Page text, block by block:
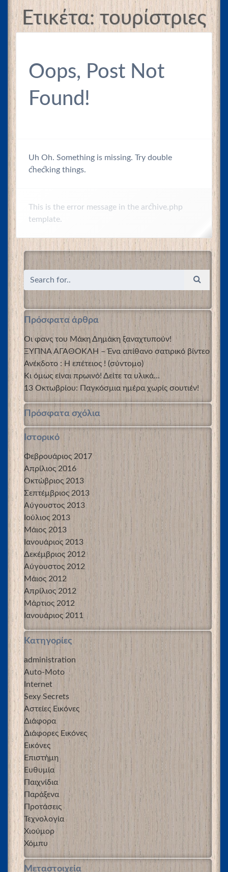
Ετικέτα:τουρίστριες
Oops, Post Not
Found!
Uh Oh. Something is missing. Try double
checking things.
This is the error message in the archive.php
template.
Πρόσφατα άρθρα
Οι φανς του Μάκη Δημάκη ξαναχτυπούν!
ΞΥΠΝΑ ΑΓΑΘΟΚΛΗ – Ένα απίθανο σατιρικό βίντεο
Ανέκδοτο : Η επέτειος ! (σύντομο)
Κι όμως είναι πρωινό! Δείτε τα υλικά…
13 Οκτωβρίου: Παγκόσμια ημέρα χωρίς σουτιέν!
Πρόσφατα σχόλια
Ιστορικό
Φεβρουάριος 2017
Απρίλιος 2016
Οκτώβριος 2013
Σεπτέμβριος 2013
Αύγουστος 2013
Ιούλιος 2013
Μάιος 2013
Ιανουάριος 2013
Δεκέμβριος 2012
Αύγουστος 2012
Μάιος 2012
Απρίλιος 2012
Μάρτιος 2012
Ιανουάριος 2011
Kατηγορίες
administration
Auto-Moto
Internet
Sexy Secrets
Αστείες Εικόνες
Διάφορα
Διάφορες Εικόνες
Εικόνες
Επιστήμη
Ευθυμία
Παιχνίδια
Παράξενα
Προτάσεις
Τεχνολογία
Χιούμορ
Χόμπυ
Μεταστοιχεία